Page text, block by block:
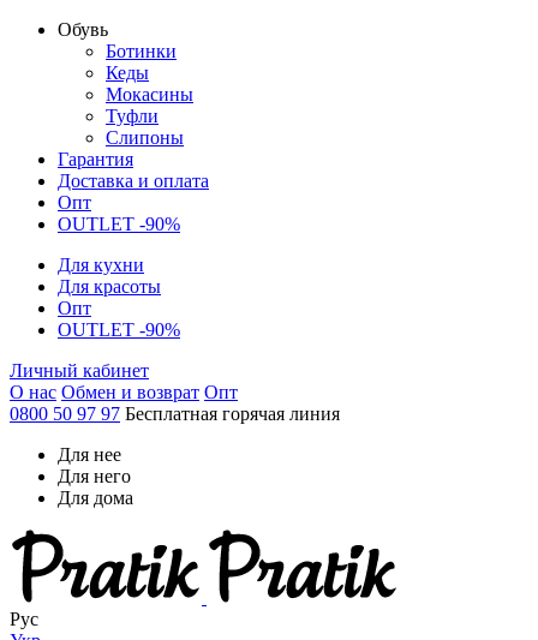
Обувь
Ботинки
Кеды
Мокасины
Туфли
Слипоны
Гарантия
Доставка и оплата
Опт
OUTLET -90%
Для кухни
Для красоты
Опт
OUTLET -90%
Личный кабинет
О нас Обмен и возврат Опт
0800 50 97 97 Бесплатная горячая линия
Для нее
Для него
Для дома
Рус